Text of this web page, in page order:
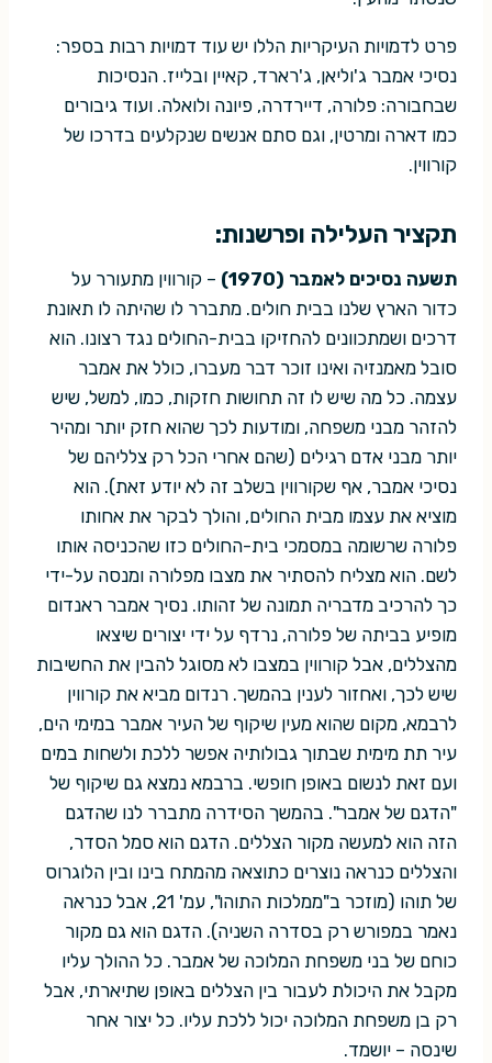
פרט לדמויות העיקריות הללו יש עוד דמויות רבות בספר:
נסיכי אמבר ג'וליאן, ג'רארד, קאיין ובלייז. הנסיכות
שבחבורה: פלורה, דיירדרה, פיונה ולואלה. ועוד גיבורים
כמו דארה ומרטין, וגם סתם אנשים שנקלעים בדרכו של
קורווין.
תקציר העלילה ופרשנות:
תשעה נסיכים לאמבר (1970)
– קורווין מתעורר על
כדור הארץ שלנו בבית חולים. מתברר לו שהיתה לו תאונת
דרכים ושמתכוונים להחזיקו בבית-החולים נגד רצונו. הוא
סובל מאמנזיה ואינו זוכר דבר מעברו, כולל את אמבר
עצמה. כל מה שיש לו זה תחושות חזקות, כמו, למשל, שיש
להזהר מבני משפחה, ומודעות לכך שהוא חזק יותר ומהיר
יותר מבני אדם רגילים (שהם אחרי הכל רק צלליהם של
נסיכי אמבר, אף שקורווין בשלב זה לא יודע זאת). הוא
מוציא את עצמו מבית החולים, והולך לבקר את אחותו
פלורה שרשומה במסמכי בית-החולים כזו שהכניסה אותו
לשם. הוא מצליח להסתיר את מצבו מפלורה ומנסה על-ידי
כך להרכיב מדבריה תמונה של זהותו. נסיך אמבר ראנדום
מופיע בביתה של פלורה, נרדף על ידי יצורים שיצאו
מהצללים, אבל קורווין במצבו לא מסוגל להבין את החשיבות
שיש לכך, ואחזור לענין בהמשך. רנדום מביא את קורווין
לרבמא, מקום שהוא מעין שיקוף של העיר אמבר במימי הים,
עיר תת מימית שבתוך גבולותיה אפשר ללכת ולשחות במים
ועם זאת לנשום באופן חופשי. ברבמא נמצא גם שיקוף של
"הדגם של אמבר". בהמשך הסידרה מתברר לנו שהדגם
הזה הוא למעשה מקור הצללים. הדגם הוא סמל הסדר,
והצללים כנראה נוצרים כתוצאה מהמתח בינו ובין הלוגרוס
של תוהו (מוזכר ב"ממלכות התוהו", עמ' 21, אבל כנראה
נאמר במפורש רק בסדרה השניה). הדגם הוא גם מקור
כוחם של בני משפחת המלוכה של אמבר. כל ההולך עליו
מקבל את היכולת לעבור בין הצללים באופן שתיארתי, אבל
רק בן משפחת המלוכה יכול ללכת עליו. כל יצור אחר
שינסה – יושמד.